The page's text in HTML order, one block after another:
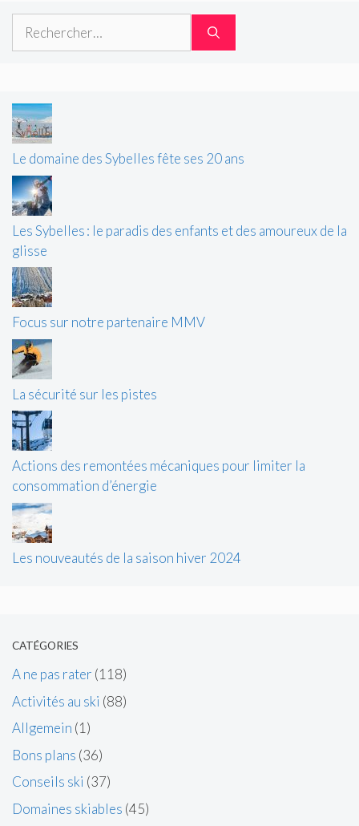
Le domaine des Sybelles fête ses 20 ans
Les Sybelles : le paradis des enfants et des amoureux de la
glisse
Focus sur notre partenaire MMV
La sécurité sur les pistes
Actions des remontées mécaniques pour limiter la
consommation d’énergie
Les nouveautés de la saison hiver 2024
CATÉGORIES
A ne pas rater (118)
Activités au ski (88)
Allgemein (1)
Bons plans (36)
Conseils ski (37)
Domaines skiables (45)